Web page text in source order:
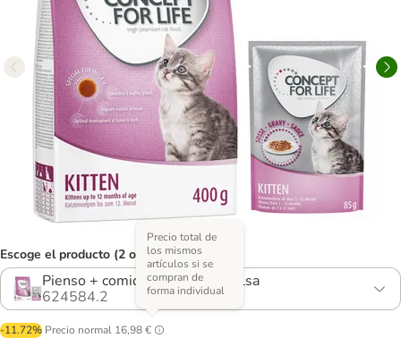
Escoge el producto (2 opciones)
Pienso + comida húmeda en salsa
624584.2
-11.72% Precio normal 16,98 €
Precio total de
los mismos
artículos si se
compran de
forma individual